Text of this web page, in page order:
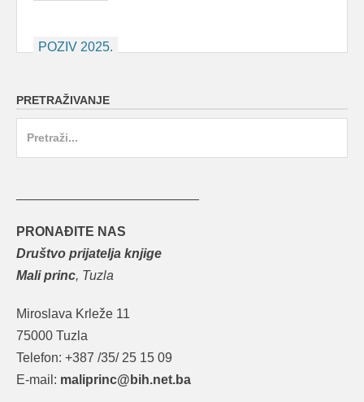
Post
POZIV 2025.
PRETRAŽIVANJE
PRONAĐITE NAS
Društvo prijatelja knjige
Mali princ, Tuzla
Miroslava Krleže 11
75000 Tuzla
Telefon: +387 /35/ 25 15 09
E-mail: maliprinc@bih.net.ba